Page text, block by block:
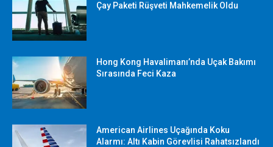
Çay Paketi Rüşveti Mahkemelik Oldu
Hong Kong Havalimanı’nda Uçak Bakımı
Sırasında Feci Kaza
American Airlines Uçağında Koku
Alarmı: Altı Kabin Görevlisi Rahatsızlandı